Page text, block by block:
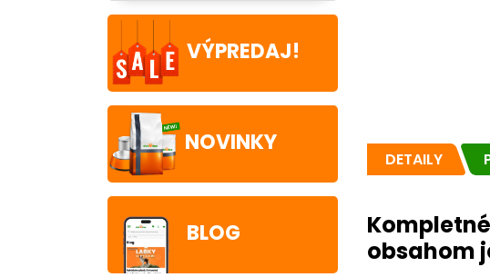
VÝPREDAJ!
NOVINKY
BLOG
DETAILY
obsahom